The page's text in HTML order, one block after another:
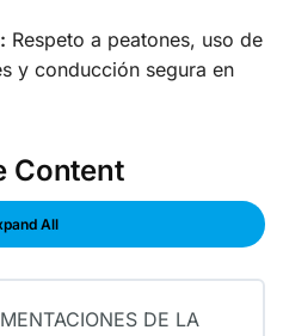
Respeto a peatones, uso de
y conducción segura en
Content
All
DE LA